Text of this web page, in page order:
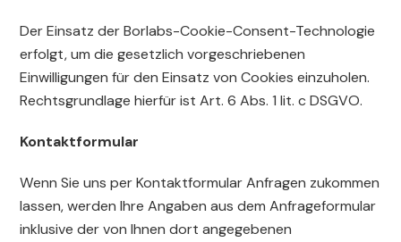
Der Einsatz der Borlabs-Cookie-Consent-Technologie
erfolgt, um die gesetzlich vorgeschriebenen
Einwilligungen für den Einsatz von Cookies einzuholen.
Rechtsgrundlage hierfür ist Art. 6 Abs. 1 lit. c DSGVO.
Kontaktformular
Wenn Sie uns per Kontaktformular Anfragen zukommen
lassen, werden Ihre Angaben aus dem Anfrageformular
inklusive der von Ihnen dort angegebenen